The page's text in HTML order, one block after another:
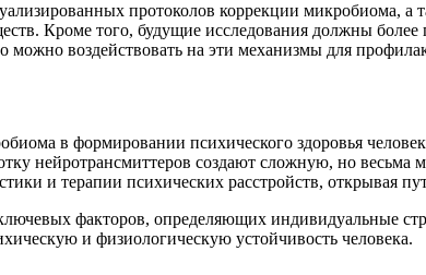
протоколов коррекции микробиома, а
Кроме того, будущие исследования должны
воздействовать на эти механизмы для
в формировании психического здоровья
нейротрансмиттеров создают сложную, но
и терапии психических расстройств, открывая
факторов, определяющих индивидуальные
и физиологическую устойчивость человека.